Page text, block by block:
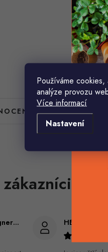
Používáme
analýze provozu
Více informací
Nastavení
Gabriela Březinová Vágnerová HELENA